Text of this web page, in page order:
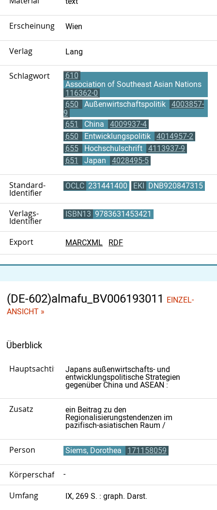
ErscheinungsortWien
Verlag Lang
Schlagwort
610
Association of Southeast Asian Nations
116362-0
650
Außenwirtschaftspolitik
4003857-
9
651
China
4009937-4
650
Entwicklungspolitik
4014957-2
655
Hochschulschrift
4113937-9
651
Japan 4028495-5
Standard-
Identifier
OCLC 231441400 EKI DNB920847315
Verlags-
Identifier
ISBN13 9783631453421
Export MARCXML RDF
(DE-602)almafu_BV006193011 EINZEL-
ANSICHT »
Überblick
Hauptsachtitel
Japans außenwirtschafts- und
entwicklungspolitische Strategien
gegenüber China und ASEAN :
Zusatz
ein Beitrag zu den
Regionalisierungstendenzen im
pazifisch-asiatischen Raum /
Person Siems, Dorothea 171158059
Körperschaft -
Umfang IX, 269 S. : graph. Darst.